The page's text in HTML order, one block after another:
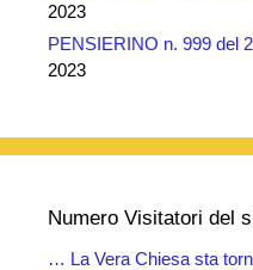
2023
PENSIERINO n. 999 del
2023
Numero Visitatori del
… La Vera Chiesa sta